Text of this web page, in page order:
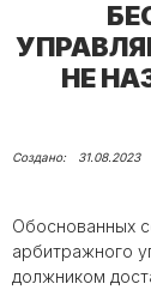
НЕ
31.08.2023
Обоснованных
арбитражного
должником